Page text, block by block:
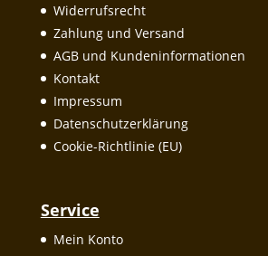
Widerrufsrecht
Zahlung und Versand
AGB und Kundeninformationen
Kontakt
Impressum
Datenschutzerklärung
Cookie-Richtlinie (EU)
Service
Mein Konto